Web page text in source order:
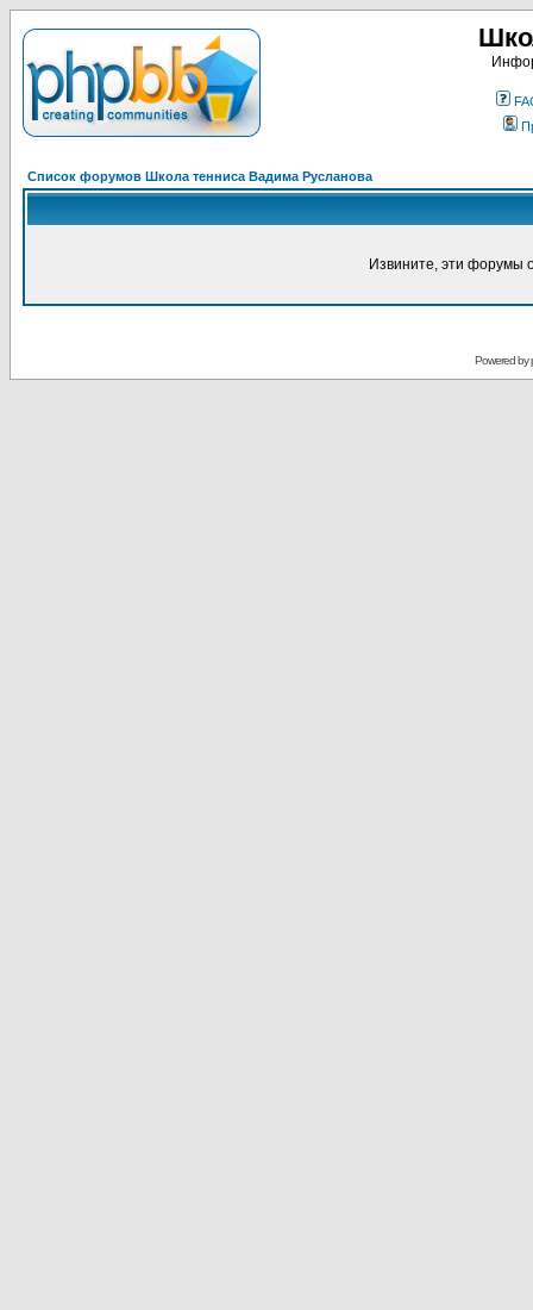
Список форумов Школа тенниса Вадима Русланова
Извините, эти форумы
Powered by